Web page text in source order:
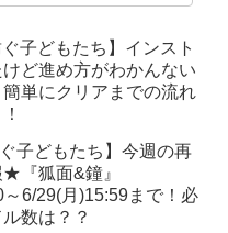
ぐ子どもたち】インスト
ど進め方がわかんない
単にクリアまでの流れ
ぐ子どもたち】今週の再
『狐面&鐘』
6/29(月)15:59まで！必
数は？？